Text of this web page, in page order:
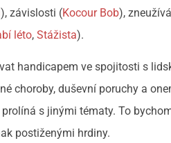
), závislosti (Kocour Bob),
léto,Stážista).
handicapem ve spojitosti s
choroby, duševní poruchy a
s jinými tématy. To
postiženými hrdiny.